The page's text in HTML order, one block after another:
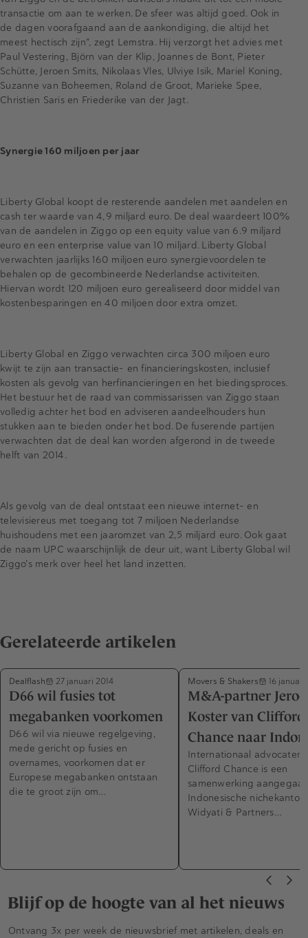
transactie om aan te werken. De sfeer was altijd goed. Ook in
de dagen voorafgaand aan de aankondiging, die altijd het
meest hectisch zijn", zegt Lemstra. Hij verzorgt het advies met
Paul Vestering, Björn van der Klip, Joannes de Bont, Pieter
Schütte, Jeroen Smits, Nikolaas Vles, Ulviye Isik, Mariel Koning,
Suzanne van Boheemen, Roland de Groot, Marieke Spee,
Christien Saris en Friederike van der Jagt.
Synergie 160 miljoen per jaar
Liberty Global koopt de resterende aandelen met aandelen en
cash ter waarde van 4,9 miljard euro. De deal waardeert 100%
van de aandelen in Ziggo op een equity value van 6.9 miljard
euro en een enterprise value van 10 miljard. Liberty Global
verwachten jaarlijks 160 miljoen euro synergievoordelen te
behalen op de gecombineerde Nederlandse activiteiten.
Hiervan wordt 120 miljoen euro gerealiseerd door middel van
kostenbesparingen en 40 miljoen door extra omzet.
Liberty Global en Ziggo verwachten circa 300 miljoen euro
kwijt te zijn aan transactie- en financieringskosten, inclusief
kosten als gevolg van herfinancieringen en het biedingsproces.
Het bestuur het de raad van commissarissen van Ziggo staan
volledig achter het bod en adviseren aandeelhouders hun
stukken aan te bieden onder het bod. De fuserende partijen
verwachten dat de deal kan worden afgerond in de tweede
helft van 2014.
Als gevolg van de deal ontstaat een nieuwe internet- en
televisiereus met toegang tot 7 miljoen Nederlandse
huishoudens met een jaaromzet van 2,5 miljard euro. Ook gaat
de naam UPC waarschijnlijk de deur uit, want Liberty Global wil
Ziggo’s merk over heel het land inzetten.
Gerelateerde artikelen
Dealflash 27 januari 2014
D66 wil fusies tot
megabanken voorkomen
D66 wil via nieuwe regelgeving,
mede gericht op fusies en
overnames, voorkomen dat er
Europese megabanken ontstaan
die te groot zijn om…
Movers & Shakers 16 januari
M&A-partner
Koster van Clifford
Chance naar
Internationaal
Clifford Chance is een
samenwerking
Indonesische
Widyati & Partners…
Blijf op de hoogte van al het nieuws
Ontvang 3x per week de nieuwsbrief met artikelen, deals en